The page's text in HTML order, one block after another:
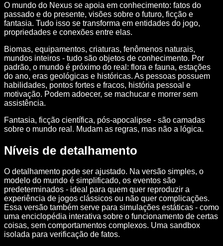
O mundo do Nexus se apoia em conhecimento: fatos do
passado e do presente, visões sobre o futuro, ficção e
fantasia. Tudo isso se transforma em entidades do jogo,
propriedades e conexões entre elas.
Biomas, equipamentos, criaturas, fenômenos naturais,
mundos inteiros - tudo são objetos de conhecimento. Por
padrão, o mundo é próximo do real: flora e fauna, estações
do ano, eras geológicas e históricas. As pessoas possuem
habilidades, pontos fortes e fracos, história pessoal e
motivação. Podem adoecer, se machucar e morrer sem
assistência.
Fantasia, ficção científica, pós-apocalipse - são camadas
sobre o mundo real. Mudam as regras, mas não a lógica.
Níveis de detalhamento
O detalhamento pode ser ajustado. Na versão simples, o
modelo do mundo é simplificado, os eventos são
predeterminados - ideal para quem quer reproduzir a
experiência de jogos clássicos ou não quer complicações.
Essa versão também serve para simulações estáticas - como
uma enciclopédia interativa sobre o funcionamento de certas
coisas, sem comportamentos complexos. Uma sandbox
isolada para verificação de fatos.